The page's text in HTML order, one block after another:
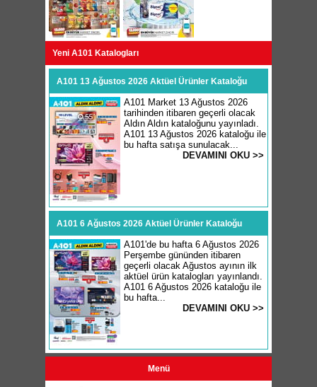
Yeni A101 Katalogları
A101 13 Ağustos 2026 Aktüel Ürünler Kataloğu
A101 Market 13 Ağustos 2026
tarihinden itibaren geçerli olacak
Aldın Aldın kataloğunu yayınladı.
A101 13 Ağustos 2026 kataloğu ile
bu hafta satışa sunulacak...
DEVAMINI OKU >>
A101 6 Ağustos 2026 Aktüel Ürünler Kataloğu
A101'de bu hafta 6 Ağustos 2026
Perşembe gününden itibaren
geçerli olacak Ağustos ayının ilk
aktüel ürün katalogları yayınlandı.
A101 6 Ağustos 2026 kataloğu ile
bu hafta...
DEVAMINI OKU >>
Menü